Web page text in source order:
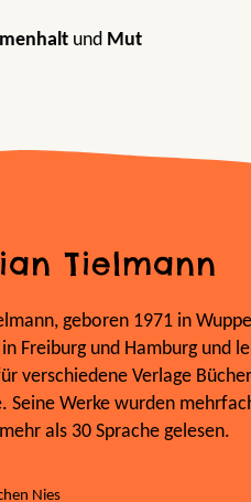
und Mut
Tielmann
geboren 1971 in
Freiburg und Hamburg und
verschiedene Verlage
Seine Werke wurden
als 30 Sprache gelesen.
Nies